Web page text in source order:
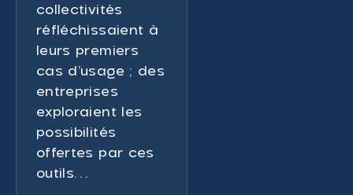
collectivités
réfléchissaient à
leurs premiers
cas d’usage ; des
entreprises
exploraient les
possibilités
offertes par ces
outils…